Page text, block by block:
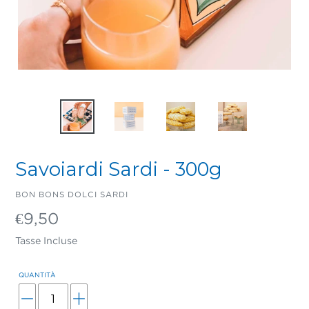
Savoiardi Sardi - 300g
VENDITORE
BON BONS DOLCI SARDI
Prezzo
di
listino
€9,50
Tasse Incluse
QUANTITÀ